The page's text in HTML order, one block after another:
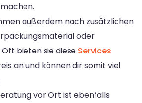
außerdem nach zusätzlichen
oder
bieten sie diese Services
an und können dir somit viel
vor Ort ist ebenfalls